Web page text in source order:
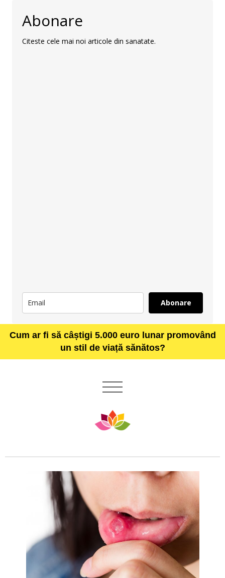
Abonare
Citeste cele mai noi articole din sanatate.
Abonare
Cum ar fi să câștigi 5.000 euro lunar promovând
un stil de viață sănătos?